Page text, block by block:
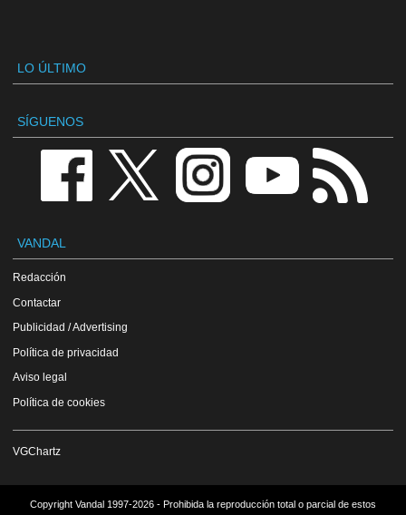
LO ÚLTIMO
SÍGUENOS
VANDAL
Redacción
Contactar
Publicidad / Advertising
Política de privacidad
Aviso legal
Política de cookies
VGChartz
Copyright Vandal 1997-2026 - Prohibida la reproducción total o parcial de estos